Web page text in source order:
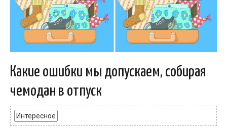
Какие ошибки мы допускаем, собирая
чемодан в отпуск
Интересное